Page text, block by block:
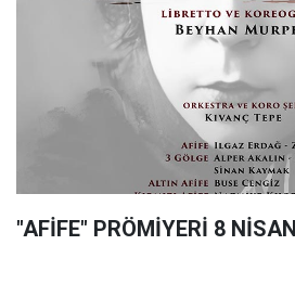
"AFİFE" PRÖMİYERİ 8